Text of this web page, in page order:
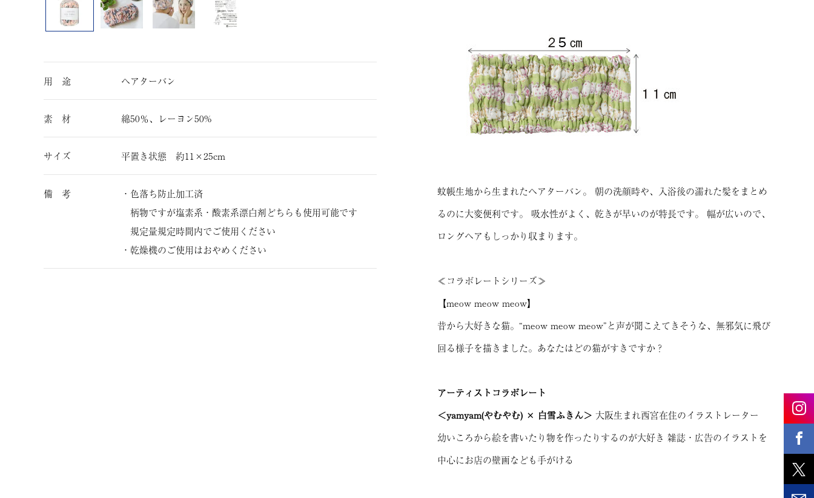
用 途 ヘアターバン
素 材 綿50％、レーヨン50%
サイズ 平置き状態 約11×25cm
備 考
・色落ち防止加工済
柄物ですが塩素系・酸素系漂白剤どちらも使用可能です
規定量規定時間内でご使用ください
・乾燥機のご使用はおやめください
蚊帳生地から生まれたヘアターバン。 朝の洗顔時や、入浴後の濡れた髪をまとめ
るのに大変便利です。 吸水性がよく、乾きが早いのが特長です。 幅が広いので、
ロングヘアもしっかり収まります。
≪コラボレートシリーズ≫
【meow meow meow】
昔から大好きな猫。“meow meow meow”と声が聞こえてきそうな、無邪気に飛び
回る様子を描きました。あなたはどの猫がすきですか？
アーティストコラボレート
＜yamyam(やむやむ) × 白雪ふきん＞ 大阪生まれ西宮在住のイラストレーター
幼いころから絵を書いたり物を作ったりするのが大好き 雑誌・広告のイラストを
中心にお店の壁画なども手がける